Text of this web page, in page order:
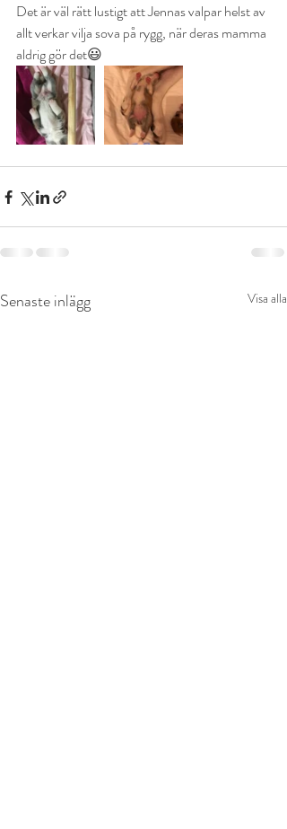
Det är väl rätt lustigt att Jennas valpar helst av
allt verkar vilja sova på rygg, när deras mamma
aldrig gör det😃
Senaste inlägg Visa alla